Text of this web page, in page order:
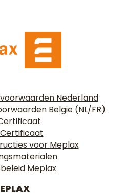
Nederland
Belgie (NL/FR)
Certificaat
voor Meplax
Meplax